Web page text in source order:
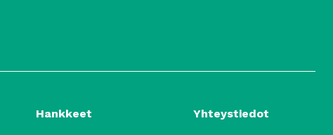
Hankkeet Yhteystiedot